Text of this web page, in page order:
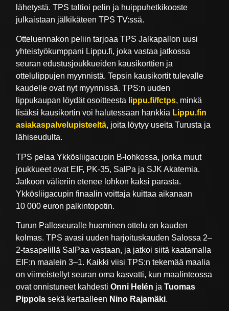
lähetystä. TPS taltioi pelin ja huippuhetkikooste
julkaistaan jälkikäteen TPS TV:ssä.
Otteluennakon peliin tarjoaa TPS Jalkapallon uusi
yhteistyökumppani Lippu.fi, joka vastaa jatkossa
seuran edustusjoukkueiden kausikorttien ja
ottelulippujen myynnistä. Tepsin kausikortit tulevalle
kaudelle ovat nyt myynnissä. TPS:n uuden
lippukaupan löydät osoitteesta lippu.fi/fctps, minkä
lisäksi kausikortin voi halutessaan hankkia Lippu.fin
asiakaspalvelupisteeltä, joita löytyy useita Turusta ja
lähiseudulta.
TPS pelaa Ykkösliigacupin B-lohkossa, jonka muut
joukkueet ovat EIF, PK-35, SalPa ja SJK Akatemia.
Jatkoon välieriin etenee lohkon kaksi parasta.
Ykkösliigacupin finaalin voittaja kuittaa aikanaan
10 000 euron palkintopotin.
Turun Palloseuralle huominen ottelu on kauden
kolmas. TPS avasi uuden harjoituskauden Salossa 2–
2-tasapelillä SalPaa vastaan, ja jatkoi siitä kaatamalla
EIF:n maalein 3–1. Kaikki viisi TPS:n tekemää maalia
on viimeistellyt seuran oma kasvatti, kun maalinteossa
ovat onnistuneet kahdestiOnni Helén jaTuomas
Pippola sekä kertaalleen Nino Rajamäki.